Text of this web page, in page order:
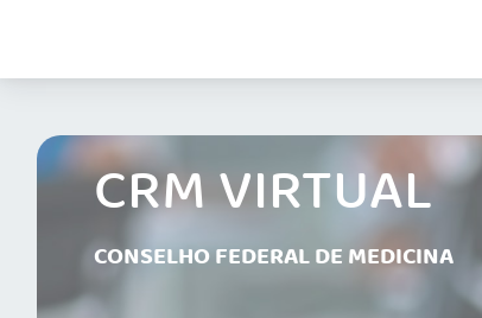
CRM VIRTUAL
CONSELHO FEDERAL DE MEDICINA